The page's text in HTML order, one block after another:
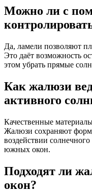
Можно ли с
Да, ламели позволяют
Это даёт возможность
этом убрать прямые
Как жалюзи
активного
Качественные
Жалюзи сохраняют
воздействии
южных окон.
Подходят ли
окон?